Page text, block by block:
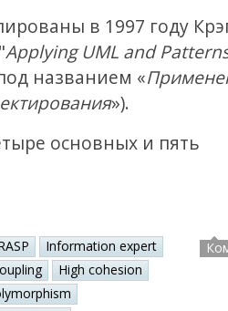
в 1997 году
Applying UML and
названием «
»).
основных и пять
Information expert
High cohesion